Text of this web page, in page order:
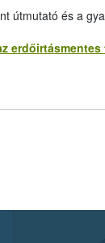
útmutató és a